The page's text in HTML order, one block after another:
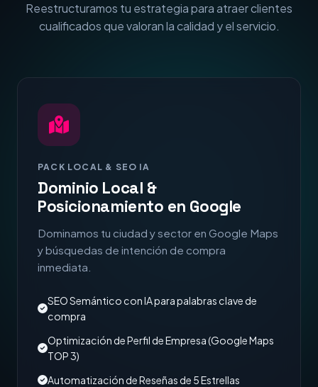
Reestructuramos tu estrategia para atraer clientes
cualificados que valoran la calidad y el servicio.
PACK LOCAL & SEO IA
Dominio Local &
Posicionamiento en Google
Dominamos tu ciudad y sector en Google Maps
y búsquedas de intención de compra
inmediata.
SEO Semántico con IA para palabras clave de
compra
Optimización de Perfil de Empresa (Google Maps
TOP 3)
Automatización de Reseñas de 5 Estrellas